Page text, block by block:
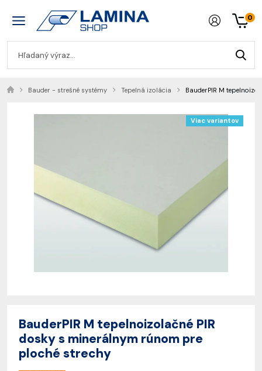
0
Bauder - strešné systémy Tepelná izolácia BauderPIR M
Viac variantov
BauderPIR M tepelnoizolačné PIR
dosky s minerálnym rúnom pre
ploché strechy